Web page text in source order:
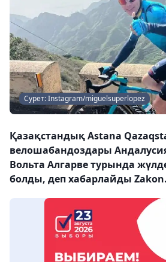
Сурет: Instagram/miguelsuperlopez
Қазақстандық Astana
велошабандоздары
Вольта Алгарве турында
болды, деп хабарлайды